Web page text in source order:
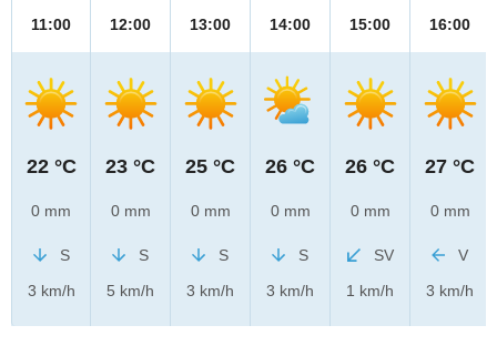
11:00
22 °C
0 mm
S
3 km/h
12:00
23 °C
0 mm
S
5 km/h
13:00
25 °C
0 mm
S
3 km/h
14:00
26 °C
0 mm
S
3 km/h
15:00
26 °C
0 mm
SV
1 km/h
16:00
27 °C
0 mm
V
3 km/h